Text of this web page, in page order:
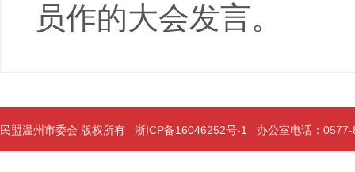
员作的大会发言。
民盟温州市委会 版权所有 浙ICP备16046252号-1 办公室电话：